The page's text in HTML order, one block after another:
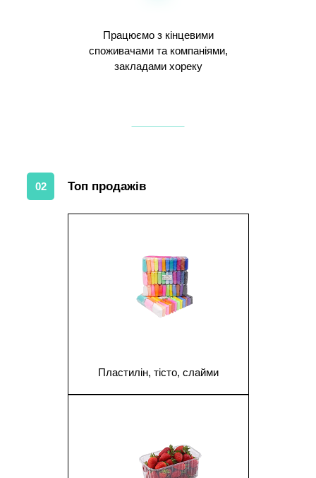
Працюємо з кінцевими
споживачами та компаніями,
закладами хореку
02 Топ продажів
Пластилін, тісто, слайми